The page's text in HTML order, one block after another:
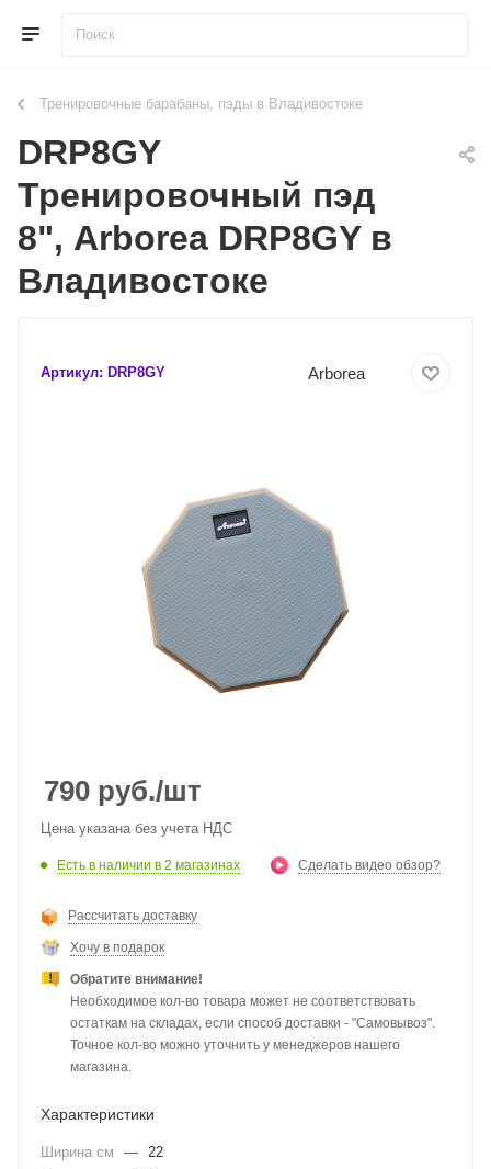
Тренировочные барабаны, пэды в Владивостоке
DRP8GY
Тренировочный пэд
8", Arborea DRP8GY в
Владивостоке
Артикул: DRP8GY Arborea
790 руб./шт
Цена указана без учета НДС
Есть в наличии в 2 магазинах Сделать видео обзор?
Рассчитать доставку
Хочу в подарок
Обратите внимание!
Необходимое кол-во товара может не соответствовать
остаткам на складах, если способ доставки - "Самовывоз".
Точное кол-во можно уточнить у менеджеров нашего
магазина.
Характеристики
Ширина см — 22